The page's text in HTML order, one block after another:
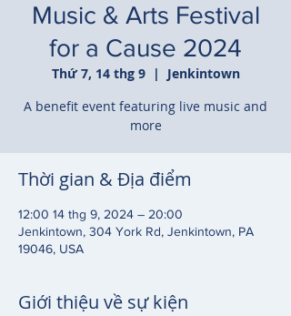
Music & Arts Festival
for a Cause 2024
Thứ 7, 14 thg 9
  |
Jenkintown
A benefit event featuring live music and
more
Thời gian & Địa điểm
12:00 14 thg 9, 2024 – 20:00
Jenkintown, 304 York Rd, Jenkintown, PA
19046, USA
Giới thiệu về sự kiện